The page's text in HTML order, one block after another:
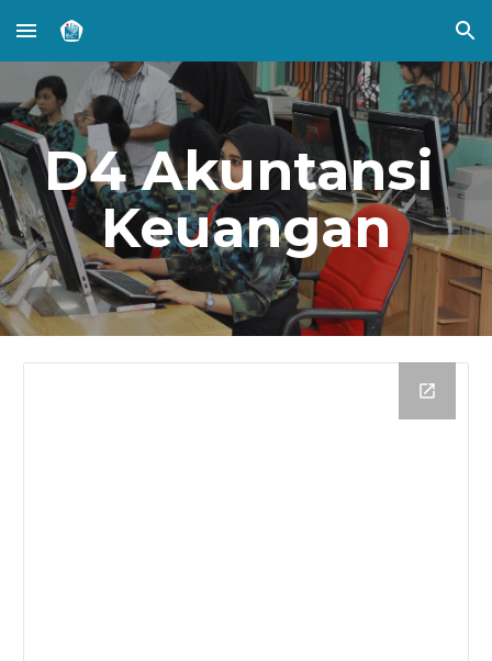
Skip to main content Skip to navigation
D4 Akuntansi
Keuangan